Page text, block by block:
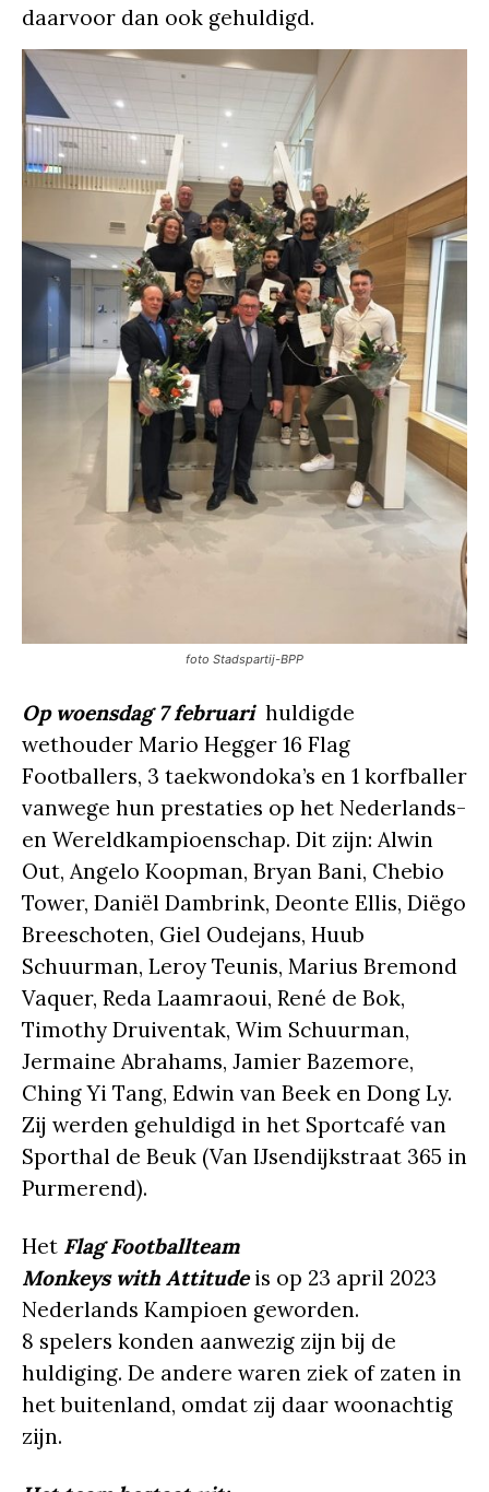
daarvoor dan ook gehuldigd.
foto Stadspartij-BPP
Op woensdag 7 februarihuldigde
wethouder Mario Hegger 16 Flag
Footballers, 3 taekwondoka’s en 1 korfballer
vanwege hun prestaties op het Nederlands-
en Wereldkampioenschap. Dit zijn: Alwin
Out, Angelo Koopman, Bryan Bani, Chebio
Tower, Daniël Dambrink, Deonte Ellis, Diëgo
Breeschoten, Giel Oudejans, Huub
Schuurman, Leroy Teunis, Marius Bremond
Vaquer, Reda Laamraoui, René de Bok,
Timothy Druiventak, Wim Schuurman,
Jermaine Abrahams, Jamier Bazemore,
Ching Yi Tang, Edwin van Beek en Dong Ly.
Zij werden gehuldigd in het Sportcafé van
Sporthal de Beuk (Van IJsendijkstraat 365 in
Purmerend).
Het Flag Footballteam
Monkeys with Attitudeis op 23 april 2023
Nederlands Kampioen geworden.
8 spelers konden aanwezig zijn bij de
huldiging. De andere waren ziek of zaten in
het buitenland, omdat zij daar woonachtig
zijn.